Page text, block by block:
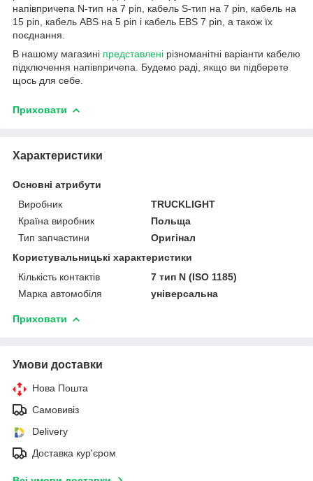
напівпричепа N-тип на 7 pin, кабель S-тип на 7 pin, кабель на
15 pin, кабель ABS на 5 pin і кабель EBS 7 pin, а також їх
поєднання.
В нашому магазині представлені різноманітні варіанти кабелю
підключення напівпричепа. Будемо раді, якщо ви підберете
щось для себе.
Приховати
Характеристики
Основні атрибути
Виробник
TRUCKLIGHT
Країна виробник
Польща
Тип запчастини
Оригінал
Користувальницькі характеристики
Кількість контактів
7 тип N (ISO 1185)
Марка автомобіля
універсальна
Приховати
Умови доставки
Нова Пошта
Самовивіз
Delivery
Доставка кур'єром